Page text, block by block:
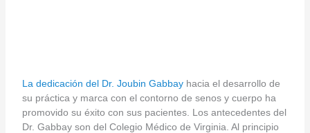
La dedicación del Dr. Joubin Gabbay hacia el desarrollo de
su práctica y marca con el contorno de senos y cuerpo ha
promovido su éxito con sus pacientes. Los antecedentes del
Dr. Gabbay son del Colegio Médico de Virginia. Al principio